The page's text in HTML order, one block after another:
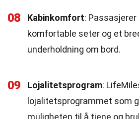
08 Kabinkomfort: Passasjerer
komfortable seter og et
underholdning om bord.
09 Lojalitetsprogram:
lojalitetsprogrammet som
muligheten til å tjene og